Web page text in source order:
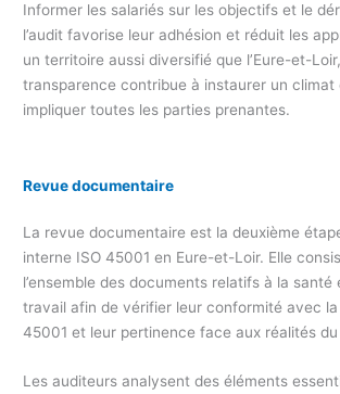
Informer les salariés sur les objectifs et le
l’audit favorise leur adhésion et réduit les
un territoire aussi diversifié que l’Eure-et-
transparence contribue à instaurer un
impliquer toutes les parties prenantes.
Revue documentaire
La revue documentaire est la deuxième
interne ISO 45001 en Eure-et-Loir. Elle
l’ensemble des documents relatifs à la
travail afin de vérifier leur conformité avec la
45001 et leur pertinence face aux réalités
Les auditeurs analysent des éléments